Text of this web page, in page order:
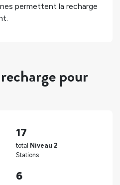
permettent la recharge
pour
17
total Niveau 2
Stations
6